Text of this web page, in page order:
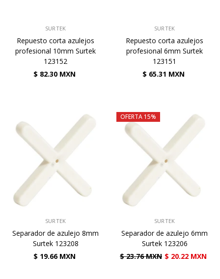
SURTEK
Repuesto corta azulejos
profesional 10mm Surtek
123152
$ 82.30 MXN
SURTEK
Repuesto corta azulejos
profesional 6mm Surtek
123151
$ 65.31 MXN
SURTEK
Separador de azulejo 8mm
Surtek 123208
$ 19.66 MXN
OFERTA 15%
SURTEK
Separador de azulejo 6mm
Surtek 123206
$ 23.76 MXN $ 20.22 MXN